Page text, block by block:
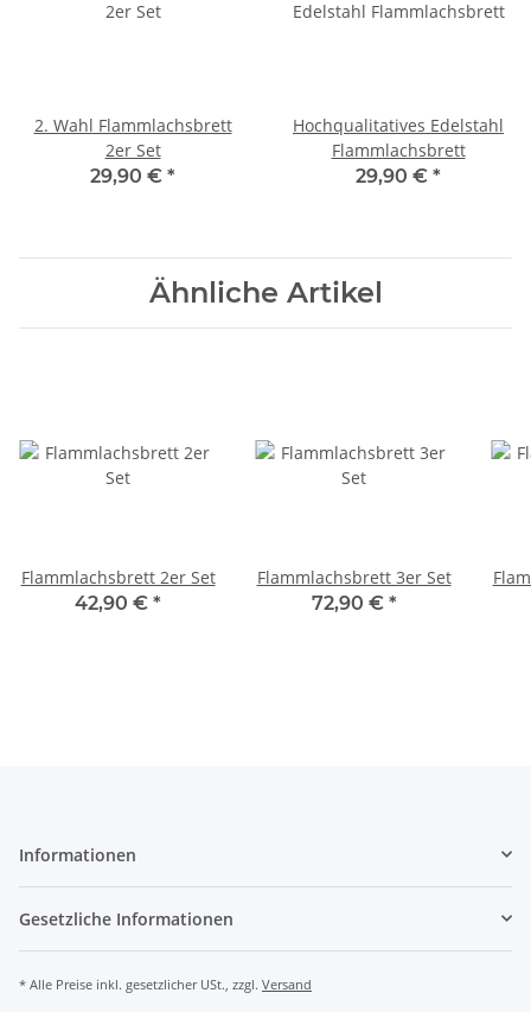
2. Wahl Flammlachsbrett
2er Set
29,90 € *
Hochqualitatives Edelstahl
Flammlachsbrett
29,90 € *
Ähnliche Artikel
Flammlachsbrett 2er Set
42,90 € *
Flammlachsbrett 3er Set
72,90 € *
Informationen
Gesetzliche Informationen
* Alle Preise inkl. gesetzlicher USt., zzgl. Versand